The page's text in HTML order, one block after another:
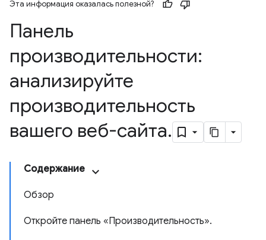
Эта информация оказалась полезной?
Панель
производительности:
анализируйте
производительность
вашего веб-сайта.
Содержание
Обзор
Откройте панель «Производительность».